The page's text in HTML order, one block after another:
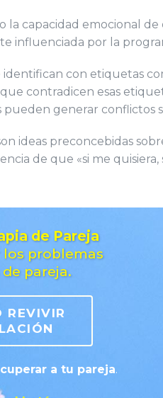
la capacidad emocional
influenciada por la
identifican con etiquetas
contradicen esas
pueden generar conflictos
ideas preconcebidas
de que «si me
de Pareja
los problemas
de pareja.
REVIVIR
a tu pareja.